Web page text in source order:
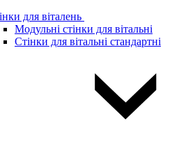
для віталень
Модульні стінки для вітальні
Стінки для вітальні стандартні